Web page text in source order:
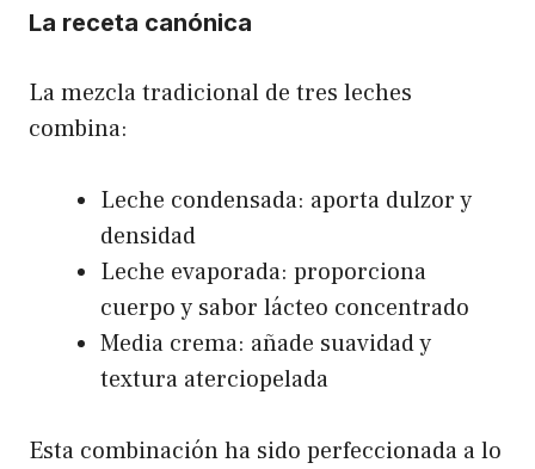
La receta canónica
La mezcla tradicional de tres leches
combina:
Leche condensada: aporta dulzor y
densidad
Leche evaporada: proporciona
cuerpo y sabor lácteo concentrado
Media crema: añade suavidad y
textura aterciopelada
Esta combinación ha sido perfeccionada a lo